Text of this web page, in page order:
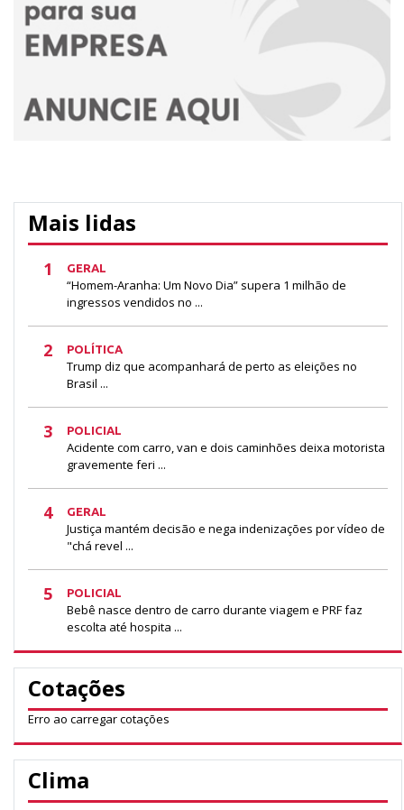
Mais lidas
1 GERAL
“Homem-Aranha: Um Novo Dia” supera 1 milhão de
ingressos vendidos no ...
2 POLÍTICA
Trump diz que acompanhará de perto as eleições no
Brasil ...
3 POLICIAL
Acidente com carro, van e dois caminhões deixa motorista
gravemente feri ...
4 GERAL
Justiça mantém decisão e nega indenizações por vídeo de
"chá revel ...
5 POLICIAL
Bebê nasce dentro de carro durante viagem e PRF faz
escolta até hospita ...
Cotações
Erro ao carregar cotações
Clima